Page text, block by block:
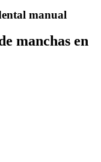
manual
manchas en